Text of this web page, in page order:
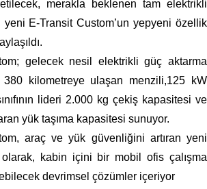
merakla beklenen tam elektrikli
E-Transit Custom’un yepyeni özellik
gelecek nesil elektrikli güç aktarma
380 kilometreye ulaşan menzili,125 kW
lideri 2.000 kg çekiş kapasitesi ve
yük taşıma kapasitesi sunuyor.
araç ve yük güvenliğini artıran yeni
kabin içini bir mobil ofis çalışma
devrimsel çözümler içeriyor